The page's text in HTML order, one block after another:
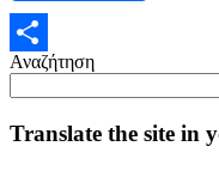
Μοιραστείτε
Αναζήτηση
Translate the site in